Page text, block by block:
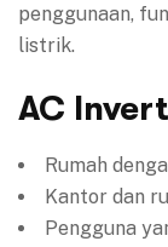
penggunaan,
listrik.
AC
Rumah
Kantor dan
Pengguna